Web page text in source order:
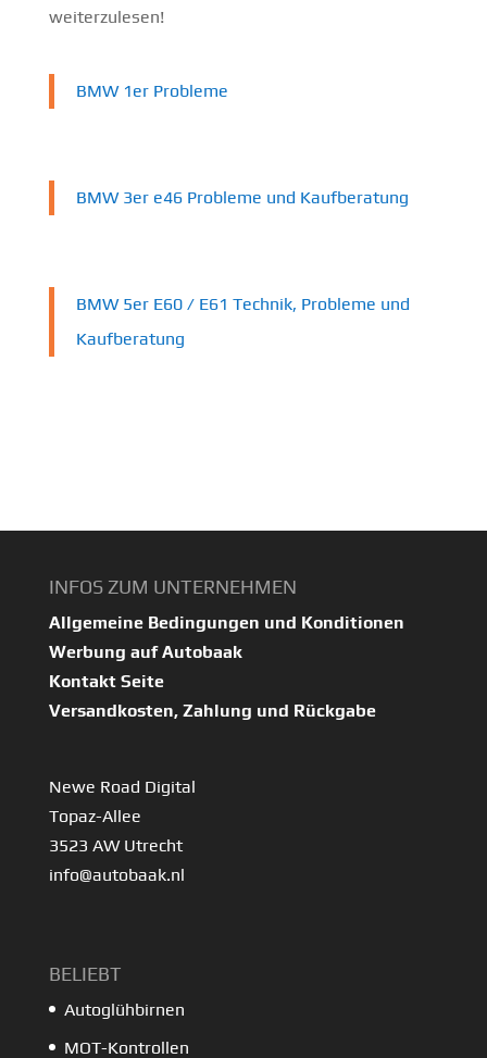
weiterzulesen!
BMW 1er Probleme
BMW 3er e46 Probleme und Kaufberatung
BMW 5er E60 / E61 Technik, Probleme und
Kaufberatung
INFOS ZUM UNTERNEHMEN
Allgemeine Bedingungen und Konditionen
Werbung auf Autobaak
Kontakt Seite
Versandkosten, Zahlung und Rückgabe
Newe Road Digital
Topaz-Allee
3523 AW Utrecht
info@autobaak.nl
BELIEBT
Autoglühbirnen
MOT-Kontrollen